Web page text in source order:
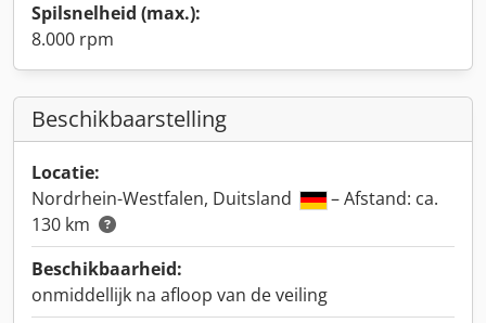
Spilsnelheid (max.):
8.000 rpm
Beschikbaarstelling
Locatie:
Nordrhein-Westfalen, Duitsland
– Afstand: ca.
130 km
Beschikbaarheid:
onmiddellijk na afloop van de veiling